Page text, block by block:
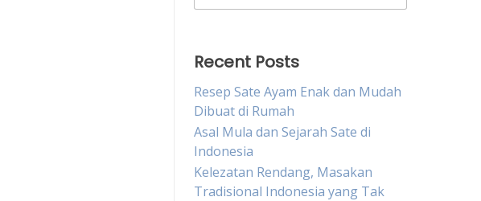
for:
Recent Posts
Resep Sate Ayam Enak dan Mudah
Dibuat di Rumah
Asal Mula dan Sejarah Sate di
Indonesia
Kelezatan Rendang, Masakan
Tradisional Indonesia yang Tak